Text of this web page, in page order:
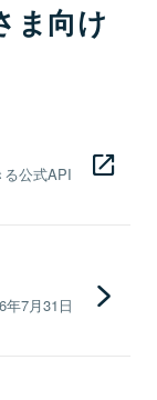
ま向け
公式API
7月31日